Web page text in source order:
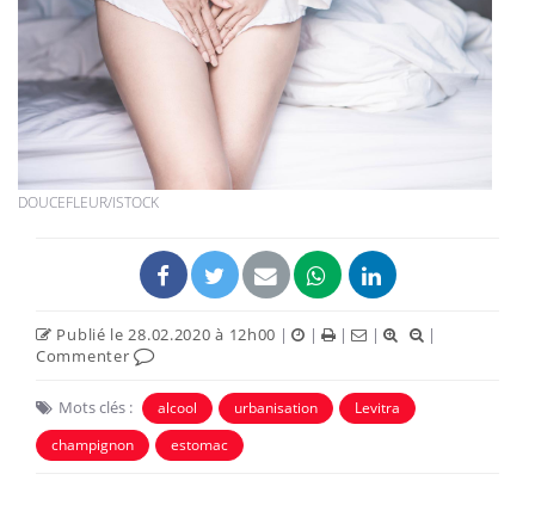
DOUCEFLEUR/ISTOCK
Publié le 28.02.2020 à 12h00 | | | |
|
Commenter
Mots clés : alcool urbanisation
Levitra
champignon
estomac